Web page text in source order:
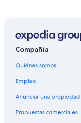
Hoteles en Centro
Hoteles 3 estrellas
Hoteles 4 estrellas
Apart-Hoteles en
Castillos en Erfurt
Compañía
Quiénes somos
Empleo
Anunciar una propiedad
Propuestas comerciales